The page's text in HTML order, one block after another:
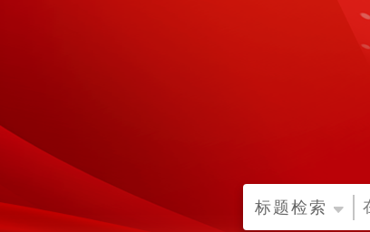
标题检索